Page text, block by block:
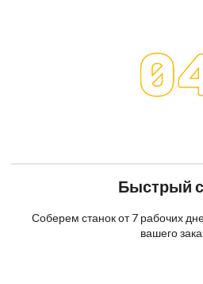
Быстрый
Соберем станок от 7 рабочих
вашего